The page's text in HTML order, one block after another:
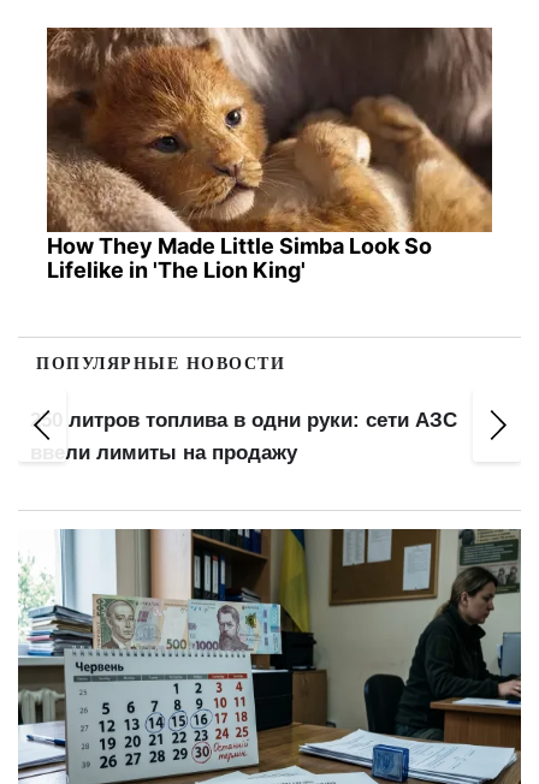
How They Made Little Simba Look So
Lifelike in 'The Lion King'
ПОПУЛЯРНЫЕ НОВОСТИ
250 литров топлива в одни руки: сети АЗС
ввели лимиты на продажу